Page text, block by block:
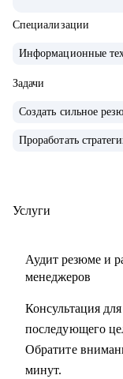
• Помогаю
С чем помогу:
• Проверить ваши
• Подготовить к
ваших текущих
• Найти зону
вашего продукта и
Кому могу помочь:
• Начинающим
• Профессионалам
развитие бизнеса,
Специализации
Информационные
Задачи
Создать сильное
Проработать
Услуги
Аудит резюме и
менеджеров
Консультация
последующего
Обратите
минут.